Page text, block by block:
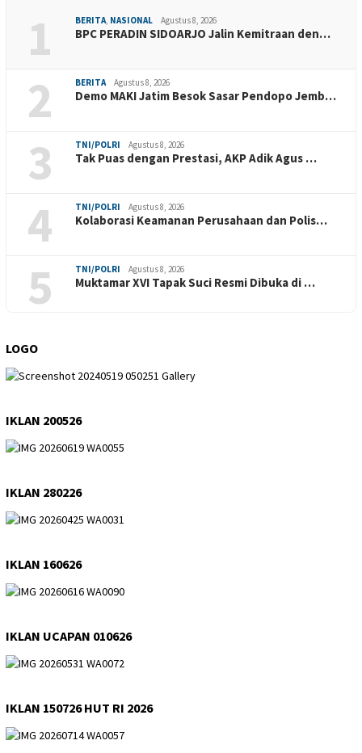
1 BERITA NASIONAL Agustus 8, 2026
BPC PERADIN SIDOARJO Jalin Kemitraan den…
2 BERITA Agustus 8, 2026
Demo MAKI Jatim Besok Sasar Pendopo Jemb…
3 TNI/POLRI Agustus 8, 2026
Tak Puas dengan Prestasi, AKP Adik Agus …
4 TNI/POLRI Agustus 8, 2026
Kolaborasi Keamanan Perusahaan dan Polis…
5 TNI/POLRI Agustus 8, 2026
Muktamar XVI Tapak Suci Resmi Dibuka di …
LOGO
IKLAN 200526
IKLAN 280226
IKLAN 160626
IKLAN UCAPAN 010626
IKLAN 150726 HUT RI 2026